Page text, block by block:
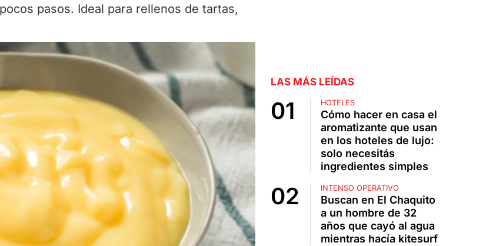
pasos. Ideal para rellenos de tartas,
LAS MÁS LEÍDAS
HOTELES
Cómo hacer en casa el
aromatizante que usan
en los hoteles de lujo:
solo necesitás
ingredientes simples
INTENSO OPERATIVO
Buscan en El Chaquito
a un hombre de 32
años que cayó al agua
mientras hacía kitesurf